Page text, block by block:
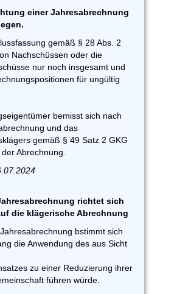
einer Jahresabrechnung
gemäß § 28 Abs. 2
Nachschüssen oder die
nur noch insgesamt und
für ungültig
bemisst sich nach
und das
gemäß § 49 Satz 2 GKG
Abrechnung.
richtet sich
die klägerische Abrechnung
bstimmt sich
die Anwendung des aus Sicht
zu einer Reduzierung ihrer
führen würde.